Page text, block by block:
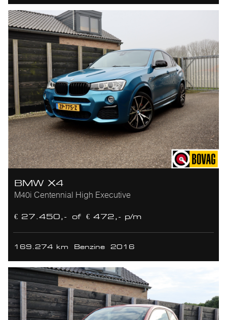
BMW X4
M40i Centennial High Executive
€ 27.450,- of € 472,- p/m
169.274 km Benzine 2016